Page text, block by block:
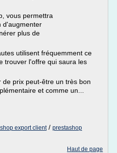
vous permettra
d'augmenter
plus de
utilisent fréquemment ce
trouver l'offre qui saura les
prix peut-être un très bon
et comme un...
export client/ prestashop
Haut de page